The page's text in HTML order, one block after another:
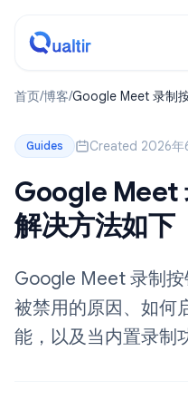
首页/博客/Google Meet 录制
Guides Created 2026年
Google Meet
解决方法如下
Google Meet 录制
被禁用的原因、如何
能，以及当内置录制